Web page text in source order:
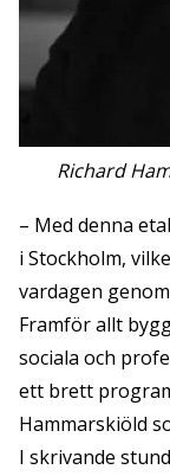
Richard
– Med denna
i Stockholm,
vardagen
Framför allt
sociala och
ett brett
Hammarskiöld
I skrivande